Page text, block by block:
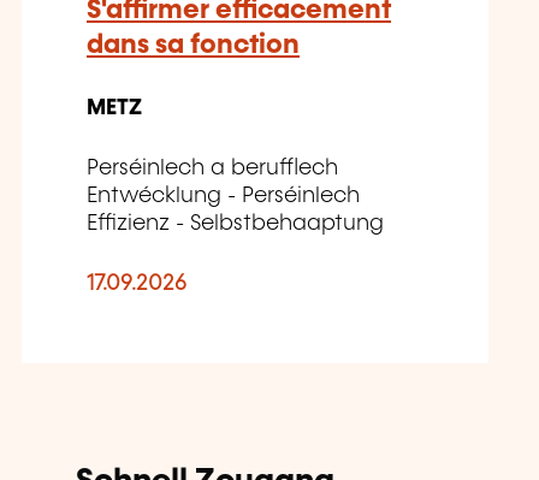
S'affirmer efficacement
dans sa fonction
METZ
Perséinlech a berufflech
Entwécklung - Perséinlech
Effizienz - Selbstbehaaptung
17.09.2026